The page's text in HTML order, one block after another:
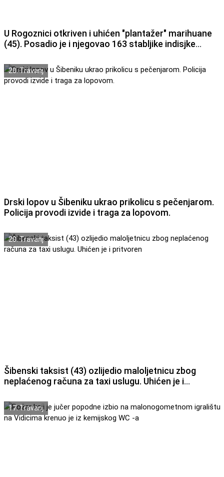
U Rogoznici otkriven i uhićen "plantažer" marihuane
(45). Posadio je i njegovao 163 stabljike indisjke
20. Travanj
Drski lopov u Šibeniku ukrao prikolicu s pečenjarom.
Policija provodi izvide i traga za lopovom.
20. Travanj
Šibenski taksist (43) ozlijedio maloljetnicu zbog
neplaćenog računa za taxi uslugu. Uhićen je i
17. Travanj